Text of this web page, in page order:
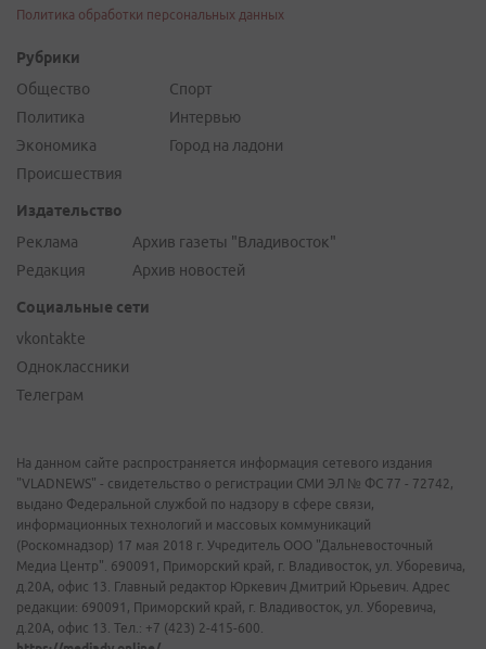
Политика обработки персональных данных
Рубрики
Общество
Политика
Экономика
Происшествия
Спорт
Интервью
Город на ладони
Издательство
Реклама
Редакция
Архив газеты "Владивосток"
Архив новостей
Социальные сети
vkontakte
Одноклассники
Телеграм
На данном сайте распространяется информация сетевого издания
"VLADNEWS" - свидетельство о регистрации СМИ ЭЛ № ФС 77 - 72742,
выдано Федеральной службой по надзору в сфере связи,
информационных технологий и массовых коммуникаций
(Роскомнадзор) 17 мая 2018 г. Учредитель ООО "Дальневосточный
Медиа Центр". 690091, Приморский край, г. Владивосток, ул. Уборевича,
д.20А, офис 13. Главный редактор Юркевич Дмитрий Юрьевич. Адрес
редакции: 690091, Приморский край, г. Владивосток, ул. Уборевича,
д.20А, офис 13. Тел.: +7 (423) 2-415-600.